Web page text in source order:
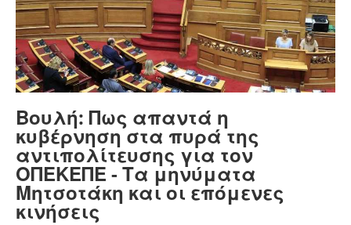
Βουλή: Πως απαντά η
κυβέρνηση στα πυρά της
αντιπολίτευσης για τον
ΟΠΕΚΕΠΕ - Τα μηνύματα
Μητσοτάκη και οι επόμενες
κινήσεις